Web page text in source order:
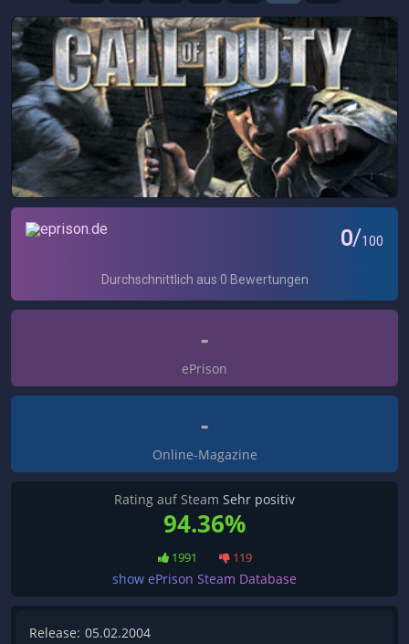
-
ePrison
-
Online-Magazine
Rating auf Steam Sehr positiv
94.36%
1991 119
show ePrison Steam Database
Release: 05.02.2004